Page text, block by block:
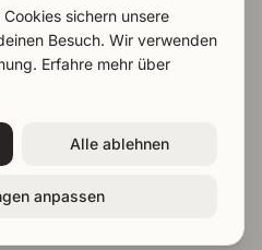
NL
buchen
starten
sichern unsere
Besuch. Wir verwenden
Erfahre mehr über
Alle ablehnen
anpassen